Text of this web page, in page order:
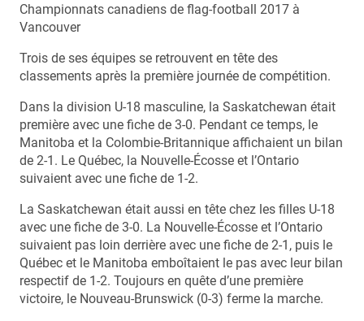
Championnats canadiens de flag-football 2017 à
Vancouver
Trois de ses équipes se retrouvent en tête des
classements après la première journée de compétition.
Dans la division U-18 masculine, la Saskatchewan était
première avec une fiche de 3-0. Pendant ce temps, le
Manitoba et la Colombie-Britannique affichaient un bilan
de 2-1. Le Québec, la Nouvelle-Écosse et l’Ontario
suivaient avec une fiche de 1-2.
La Saskatchewan était aussi en tête chez les filles U-18
avec une fiche de 3-0. La Nouvelle-Écosse et l’Ontario
suivaient pas loin derrière avec une fiche de 2-1, puis le
Québec et le Manitoba emboîtaient le pas avec leur bilan
respectif de 1-2. Toujours en quête d’une première
victoire, le Nouveau-Brunswick (0-3) ferme la marche.